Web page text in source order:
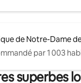
de Notre-Dame
par 1 003
superbes